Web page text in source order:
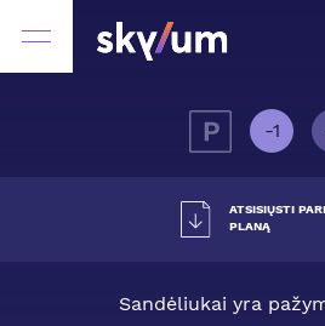
-1
ATSISIŲSTI
PLANĄ
Sandėliukai yra